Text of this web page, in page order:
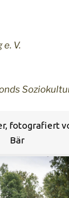
V.
fotografiert
Bär